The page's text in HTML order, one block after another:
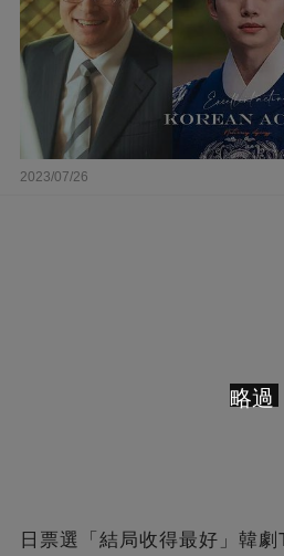
2023/07/26
日票選「結局收得最好」韓
略過